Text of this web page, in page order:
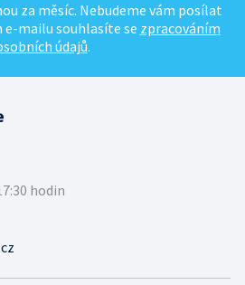
za měsíc. Nebudeme vám posílat
e-mailu souhlasíte se zpracováním
údajů.